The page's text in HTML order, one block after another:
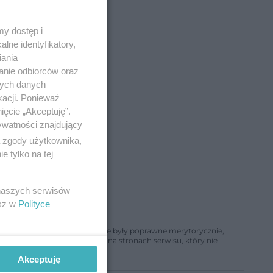
informacje w nim zawarte były poprawne merytorycznie,
informacji zamieszczonych na stronach serwisu, który nie
dostęp i
identyfikatory,
odbiorców oraz
danych
Ponieważ
„Akceptuję”.
znajdujący
użytkownika,
tylko na tej
serwisów
w Polityce
Akceptuję